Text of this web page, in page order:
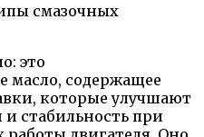
смазочных
это
масло, содержащее
которые улучшают
и стабильность при